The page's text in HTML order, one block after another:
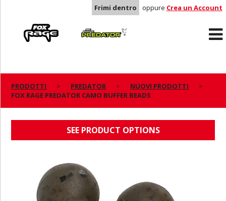
Frimi dentro oppure Crea un Account
Predator
PRODOTTI PREDATOR
NUOVI PRODOTTI
FOX RAGE PREDATOR CAMO BUFFER BEADS
SEE PRODUCT OPTIONS